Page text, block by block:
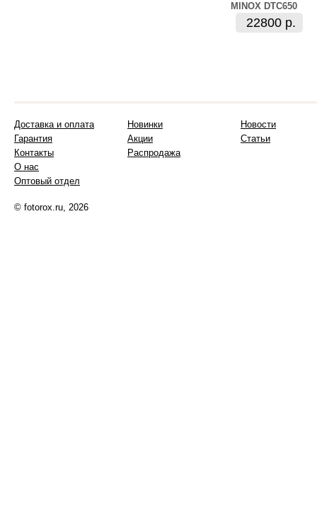
MINOX DTC650
22800 р.
Доставка и оплата
Гарантия
Контакты
О нас
Оптовый отдел
Новинки
Акции
Распродажа
Новости
Статьи
© fotorox.ru, 2026